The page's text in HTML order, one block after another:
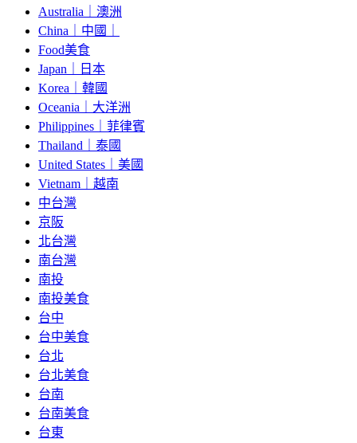
Australia｜澳洲
China｜中國｜
Food美食
Japan｜日本
Korea｜韓國
Oceania｜大洋洲
Philippines｜菲律賓
Thailand｜泰國
United States｜美國
Vietnam｜越南
中台灣
京阪
北台灣
南台灣
南投
南投美食
台中
台中美食
台北
台北美食
台南
台南美食
台東